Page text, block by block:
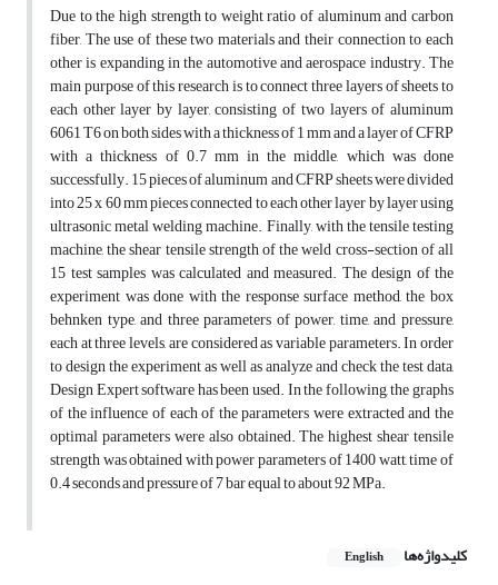
Due to the high strength to weight ratio of aluminum and carbon
fiber, The use of these two materials and their connection to each
other is expanding in the automotive and aerospace industry. The
main purpose of this research is to connect three layers of sheets to
each other layer by layer, consisting of two layers of aluminum
6061 T6 on both sides with a thickness of 1 mm and a layer of CFRP
with a thickness of 0.7 mm in the middle, which was done
successfully. 15 pieces of aluminum and CFRP sheets were divided
into 25 x 60 mm pieces connected to each other layer by layer using
ultrasonic metal welding machine. Finally, with the tensile testing
machine, the shear tensile strength of the weld cross-section of all
15 test samples was calculated and measured. The design of the
experiment was done with the response surface method, the box
behnken type, and three parameters of power, time, and pressure,
each at three levels, are considered as variable parameters. In order
to design the experiment as well as analyze and check the test data,
Design Expert software has been used. In the following, the graphs
of the influence of each of the parameters were extracted and the
optimal parameters were also obtained. The highest shear tensile
strength was obtained with power parameters of 1400 watt, time of
0.4 seconds and pressure of 7 bar equal to about 92 MPa.
کلیدواژه‌ها English